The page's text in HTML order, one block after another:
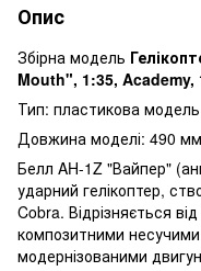
Опис
Збірна модель
Mouth", 1:35, Academy,
Тип: пластикова
Довжина моделі: 490 мм
Белл AH-1Z "Вайпер"
ударний гелікоптер,
Cobra. Відрізняється
композитними
модернізованими